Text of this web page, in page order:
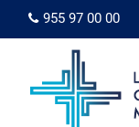
content
955 97 00 00